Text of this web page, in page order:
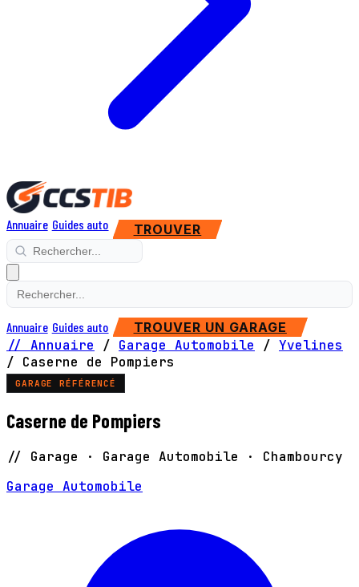
Annuaire Guides auto TROUVER
Annuaire Guides auto TROUVER UN GARAGE
// Annuaire / Garage Automobile / Yvelines
/ Caserne de Pompiers
GARAGE RÉFÉRENCÉ
Caserne de Pompiers
// Garage · Garage Automobile · Chambourcy
Garage Automobile